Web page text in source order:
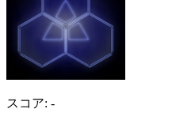
スコア: -